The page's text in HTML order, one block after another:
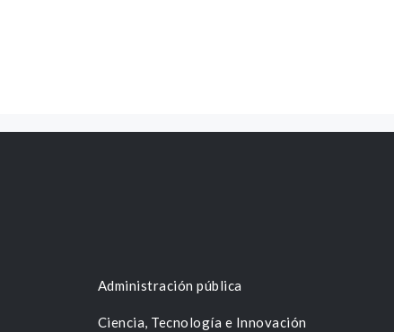
Administración pública
Ciencia, Tecnología e Innovación